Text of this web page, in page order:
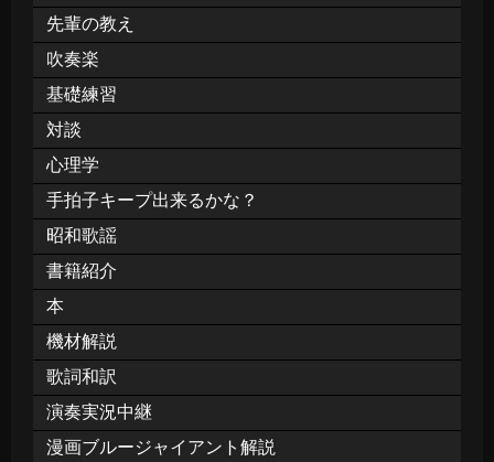
先輩の教え
吹奏楽
基礎練習
対談
心理学
手拍子キープ出来るかな？
昭和歌謡
書籍紹介
本
機材解説
歌詞和訳
演奏実況中継
漫画ブルージャイアント解説